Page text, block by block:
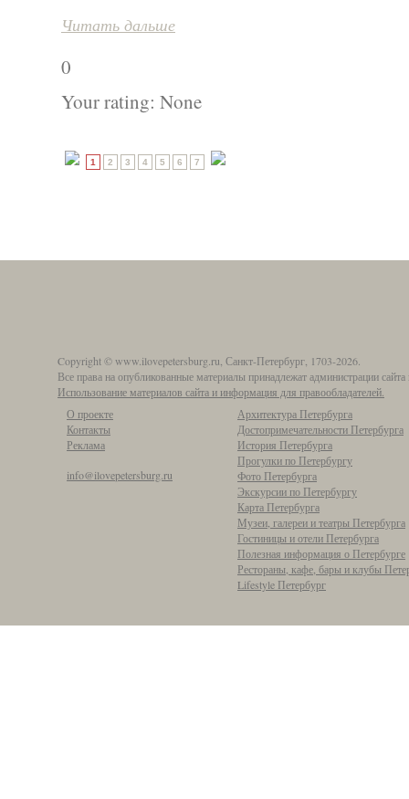
Читать дальше
0
Your rating: None
1 2 3 4 5 6 7
Copyright © www.ilovepetersburg.ru, Санкт-Петербург, 1703-2026.
Все права на опубликованные материалы принадлежат администрации
Использование материалов сайта и информация для правообладателей.
О проекте
Контакты
Реклама
info@ilovepetersburg.ru
Архитектура Петербурга
Достопримечательности Петербурга
История Петербурга
Прогулки по Петербургу
Фото Петербурга
Экскурсии по Петербургу
Карта Петербурга
Музеи, галереи и театры Петербурга
Гостиницы и отели Петербурга
Полезная информация о Петербурге
Рестораны, кафе, бары и клубы
Lifestyle Петербург